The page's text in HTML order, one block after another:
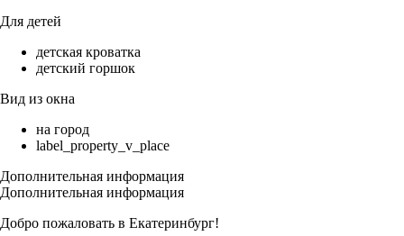
Для детей
детская кроватка
детский горшок
Вид из окна
на город
label_property_v_place
Дополнительная информация
Дополнительная информация
Добро пожаловать в Екатеринбург!